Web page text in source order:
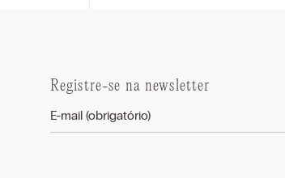
Registre-se na newsletter